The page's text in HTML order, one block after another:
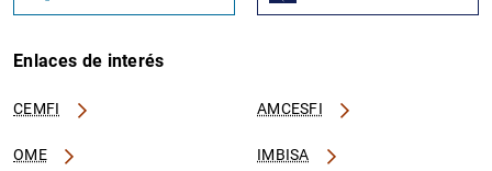
Enlaces de interés
CEMFI AMCESFI
OME IMBISA